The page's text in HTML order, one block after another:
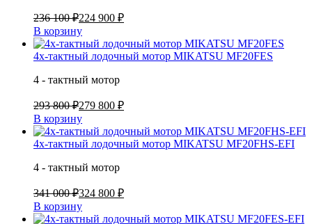
236 100 ₽224 900 ₽
В корзину
4х-тактный лодочный мотор MIKATSU MF20FES
4 - тактный мотор
293 800 ₽279 800 ₽
В корзину
4х-тактный лодочный мотор MIKATSU MF20FHS-EFI
4 - тактный мотор
341 000 ₽324 800 ₽
В корзину